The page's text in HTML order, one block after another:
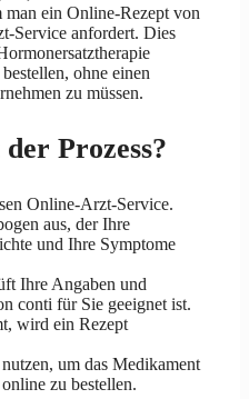
ein Online-Rezept von
Service anfordert. Dies
ohne einen
zu müssen.
Prozess?
Online-Arzt-Service.
aus, der Ihre
und Ihre Symptome
Ihre Angaben und
conti für Sie geeignet ist.
wird ein Rezept
um das Medikament
zu bestellen.